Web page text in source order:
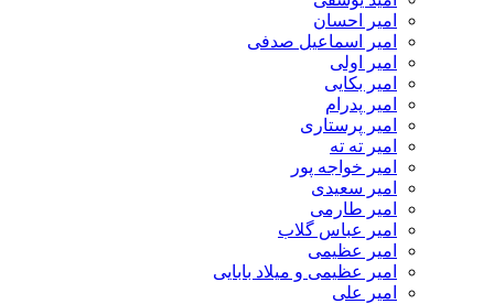
امیر احسان
امیر اسماعیل صدفی
امیر اولی
امیر بکایی
امیر پدرام
امیر پرستاری
امیر ته ته
امیر خواجه پور
امیر سعیدی
امیر طارمی
امیر عباس گلاب
امیر عظیمی
امیر عظیمی و میلاد بابایی
امیر علی